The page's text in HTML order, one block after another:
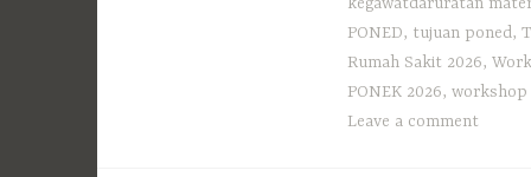
kegawatdaruratan
PONED, tujuan poned,
Rumah Sakit 2026,
PONEK 2026, workshop
Leave a comment